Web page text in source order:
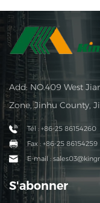
Add: NO.409 West
Zone, Jinhu County,
Tél : +86-25 86154260
Fax : +86-25 86154259
E-mail :
S'abonner